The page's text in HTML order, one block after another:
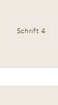
Schrift 4